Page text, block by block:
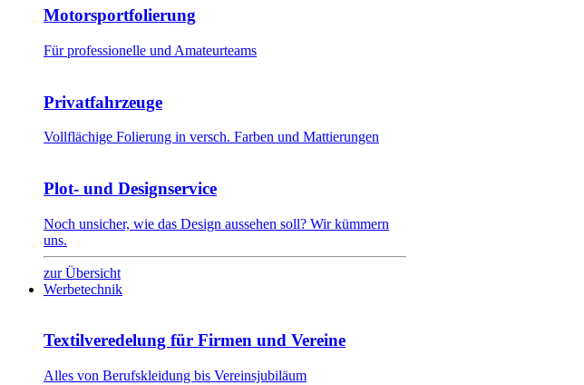
Motorsportfolierung
Für professionelle und Amateurteams
Privatfahrzeuge
Vollflächige Folierung in versch. Farben und Mattierungen
Plot- und Designservice
Noch unsicher, wie das Design aussehen soll? Wir kümmern
uns.
zur Übersicht
Werbetechnik
Textilveredelung für Firmen und Vereine
Alles von Berufskleidung bis Vereinsjubiläum